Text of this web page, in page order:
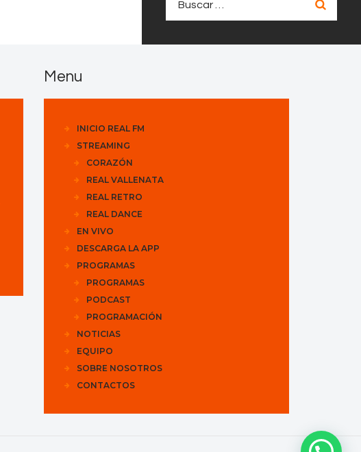
Menu
INICIO REAL FM
STREAMING
CORAZÓN
REAL VALLENATA
REAL RETRO
REAL DANCE
EN VIVO
DESCARGA LA APP
PROGRAMAS
PROGRAMAS
PODCAST
PROGRAMACIÓN
NOTICIAS
EQUIPO
SOBRE NOSOTROS
CONTACTOS